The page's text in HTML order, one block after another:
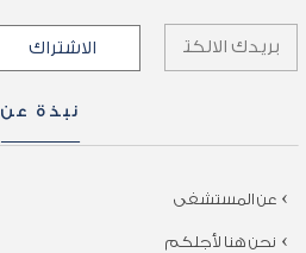
نبذة عن
عن المستشفى
نحن هنا لأجلكم